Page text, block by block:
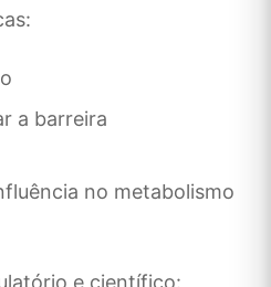
a barreira
no metabolismo